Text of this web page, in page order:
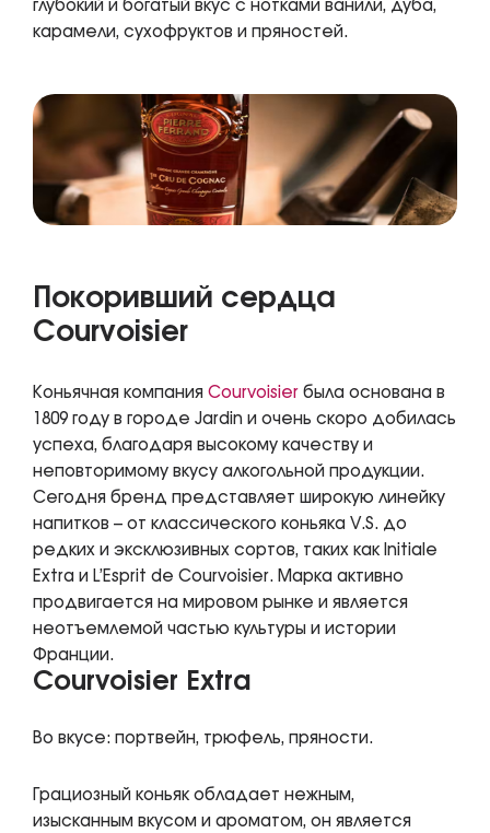
глубокий и богатый вкус с нотками ванили, дуба,
карамели, сухофруктов и пряностей.
Покоривший сердца
Courvoisier
Коньячная компания Courvoisier была основана в
1809 году в городе Jardin и очень скоро добилась
успеха, благодаря высокому качеству и
неповторимому вкусу алкогольной продукции.
Сегодня бренд представляет широкую линейку
напитков – от классического коньяка V.S. до
редких и эксклюзивных сортов, таких как Initiale
Extra и L’Esprit de Courvoisier. Марка активно
продвигается на мировом рынке и является
неотъемлемой частью культуры и истории
Франции.
Courvoisier Extra
Во вкусе: портвейн, трюфель, пряности.
Грациозный коньяк обладает нежным,
изысканным вкусом и ароматом, он является